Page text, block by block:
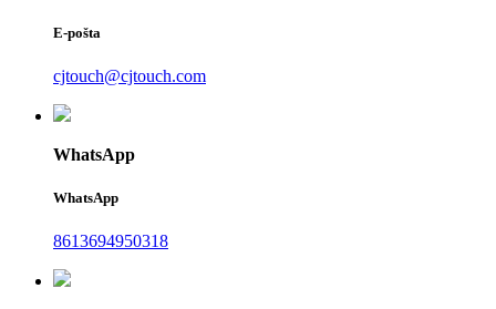
E-pošta
cjtouch@cjtouch.com
WhatsApp
WhatsApp
8613694950318